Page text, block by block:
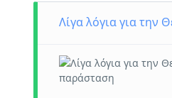
Λίγα λόγια για την